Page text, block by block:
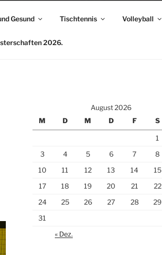
Gesund Tischtennis Volleyball
2026.
August 2026
M
D M D F S
1
3
4 5 6 7 8
10
11 12 13 14 15
17
18 19 20 21 22
24
25 26 27 28 29
31
« Dez.